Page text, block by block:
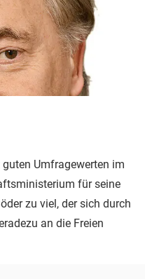
Umfragewerten im
für seine
zu viel, der sich durch
an die Freien